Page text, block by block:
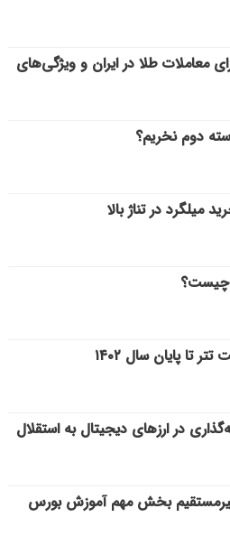
معاملات طلا در ایران و ویژگی‌های
دوم نخریم؟
میلگرد در تناژ بالا
چیست؟
تا پایان سال ۱۴۰۲
در ارزهای دیجیتال به استقلال
بخش مهم آموزش بورس